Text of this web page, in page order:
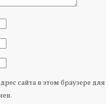
сайта в этом браузере для